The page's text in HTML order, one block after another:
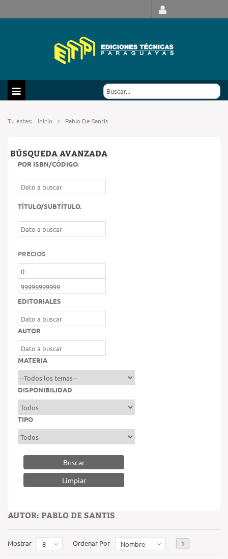
Tu estas: Inicio Pablo De Santis
BÚSQUEDA AVANZADA
POR ISBN/CÓDIGO.
TÍTULO/SUBTÍTULO.
PRECIOS
EDITORIALES
AUTOR
MATERIA
DISPONIBILIDAD
TIPO
Buscar
AUTOR: PABLO DE SANTIS
Mostrar 8 Ordenar Por Nombre 1